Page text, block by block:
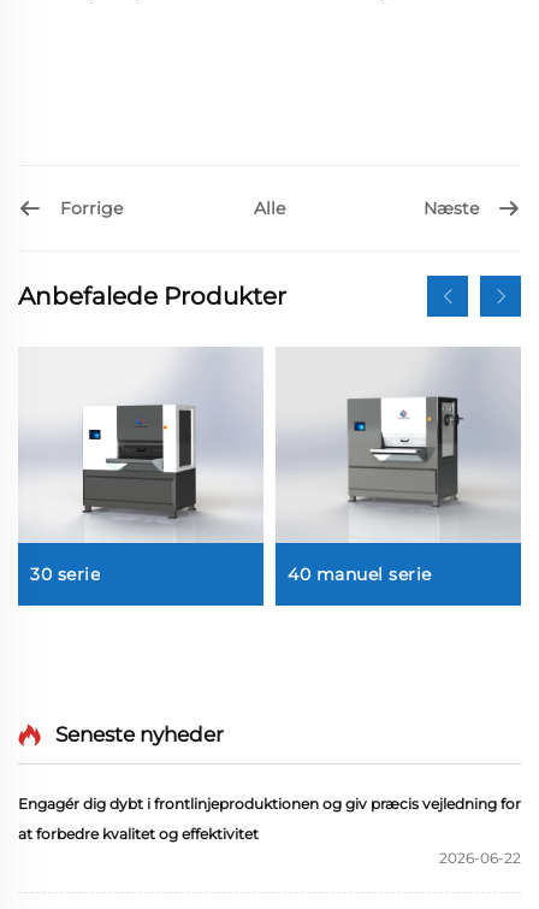
Forrige Alle Næste
Anbefalede Produkter
30 serie 40 manuel serie
Seneste nyheder
Engagér dig dybt i frontlinjeproduktionen og giv præcis vejledning for
at forbedre kvalitet og effektivitet
2026-06-22